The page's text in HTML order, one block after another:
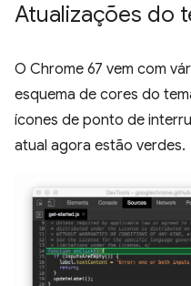
Atualizações do
O Chrome 67 vem com
esquema de cores do
ícones de ponto de
atual agora estão verdes.